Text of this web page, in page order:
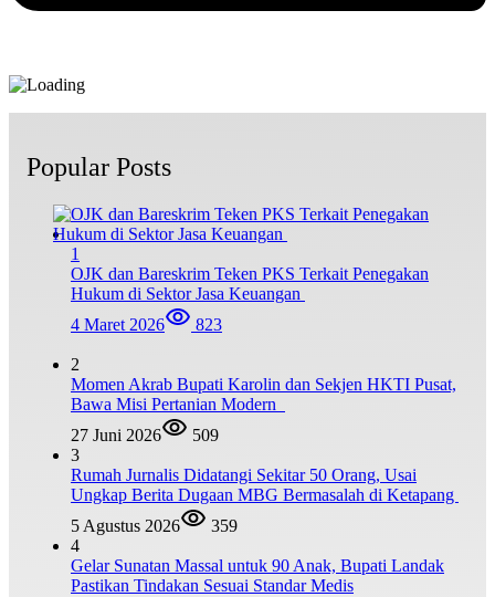
Popular Posts
1
OJK dan Bareskrim Teken PKS Terkait Penegakan
Hukum di Sektor Jasa Keuangan
4 Maret 2026
823
2
Momen Akrab Bupati Karolin dan Sekjen HKTI Pusat,
Bawa Misi Pertanian Modern
27 Juni 2026
509
3
Rumah Jurnalis Didatangi Sekitar 50 Orang, Usai
Ungkap Berita Dugaan MBG Bermasalah di Ketapang
5 Agustus 2026
359
4
Gelar Sunatan Massal untuk 90 Anak, Bupati Landak
Pastikan Tindakan Sesuai Standar Medis